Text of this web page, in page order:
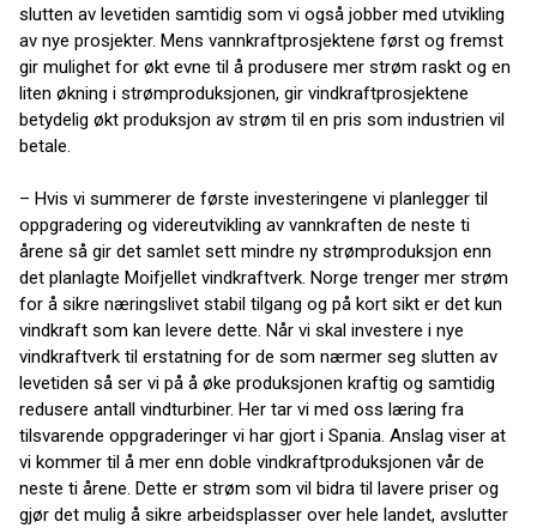
slutten av levetiden samtidig som vi også jobber med utvikling
av nye prosjekter. Mens vannkraftprosjektene først og fremst
gir mulighet for økt evne til å produsere mer strøm raskt og en
liten økning i strømproduksjonen, gir vindkraftprosjektene
betydelig økt produksjon av strøm til en pris som industrien vil
betale.
– Hvis vi summerer de første investeringene vi planlegger til
oppgradering og videreutvikling av vannkraften de neste ti
årene så gir det samlet sett mindre ny strømproduksjon enn
det planlagte Moifjellet vindkraftverk. Norge trenger mer strøm
for å sikre næringslivet stabil tilgang og på kort sikt er det kun
vindkraft som kan levere dette. Når vi skal investere i nye
vindkraftverk til erstatning for de som nærmer seg slutten av
levetiden så ser vi på å øke produksjonen kraftig og samtidig
redusere antall vindturbiner. Her tar vi med oss læring fra
tilsvarende oppgraderinger vi har gjort i Spania. Anslag viser at
vi kommer til å mer enn doble vindkraftproduksjonen vår de
neste ti årene. Dette er strøm som vil bidra til lavere priser og
gjør det mulig å sikre arbeidsplasser over hele landet, avslutter